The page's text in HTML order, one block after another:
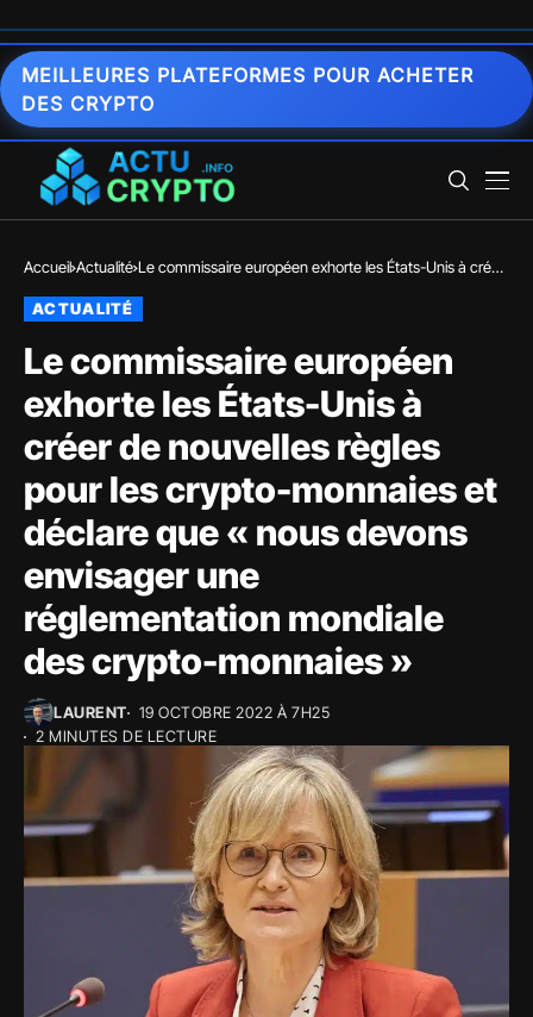
MEILLEURES PLATEFORMES POUR ACHETER
DES CRYPTO
Accueil Actualité Le commissaire européen exhorte les États-Unis à créer
ACTUALITÉ
Le commissaire européen
exhorte les États-Unis à
créer de nouvelles règles
pour les crypto-monnaies et
déclare que « nous devons
envisager une
réglementation mondiale
des crypto-monnaies »
LAURENT
19 OCTOBRE 2022 À 7H25
2 MINUTES DE LECTURE